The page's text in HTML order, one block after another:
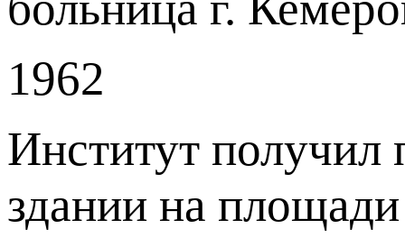
1962
Институт получил
здании на